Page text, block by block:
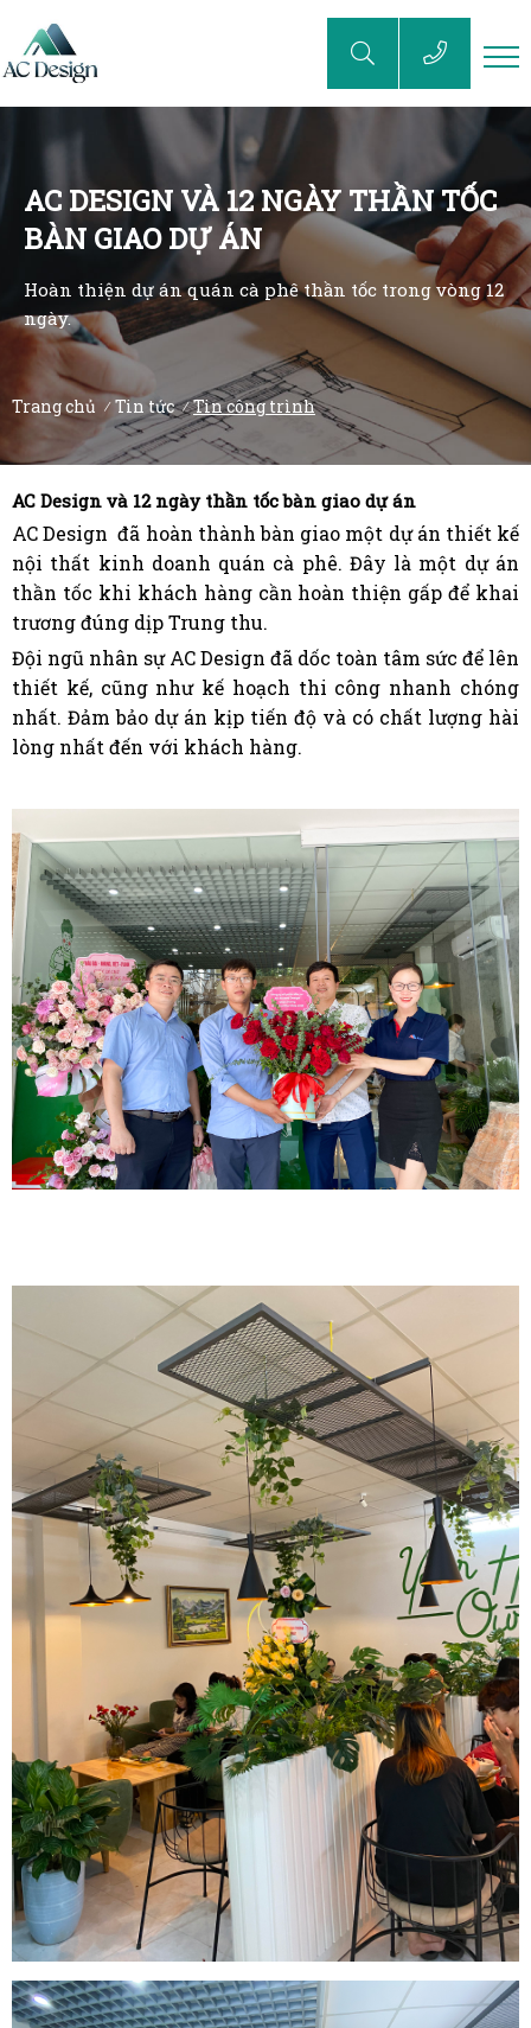
AC DESIGN VÀ 12 NGÀY THẦN TỐC
BÀN GIAO DỰ ÁN
Hoàn thiện dự án quán cà phê thần tốc trong vòng 12
ngày.
Trang chủ / Tin tức / Tin công trình
AC Design và 12 ngày thần tốc bàn giao dự án
AC Design đã hoàn thành bàn giao một dự án thiết kế
nội thất kinh doanh quán cà phê. Đây là một dự án
thần tốc khi khách hàng cần hoàn thiện gấp để khai
trương đúng dịp Trung thu.
Đội ngũ nhân sự AC Design đã dốc toàn tâm sức để lên
thiết kế, cũng như kế hoạch thi công nhanh chóng
nhất. Đảm bảo dự án kịp tiến độ và có chất lượng hài
lòng nhất đến với khách hàng.